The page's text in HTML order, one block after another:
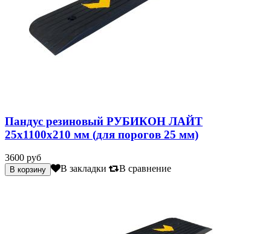
Пандус резиновый РУБИКОН ЛАЙТ
25х1100х210 мм (для порогов 25 мм)
3600 руб
В закладки В сравнение